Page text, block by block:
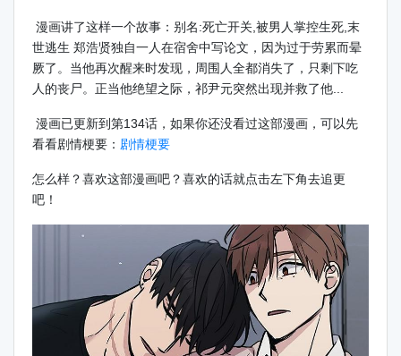
漫画讲了这样一个故事：别名:死亡开关,被男人掌控生死,末
世逃生 郑浩贤独自一人在宿舍中写论文，因为过于劳累而晕
厥了。当他再次醒来时发现，周围人全都消失了，只剩下吃
人的丧尸。正当他绝望之际，祁尹元突然出现并救了他...
漫画已更新到第134话，如果你还没看过这部漫画，可以先
看看剧情梗要： 剧情梗要
怎么样？喜欢这部漫画吧？喜欢的话就点击左下角去追更
吧！